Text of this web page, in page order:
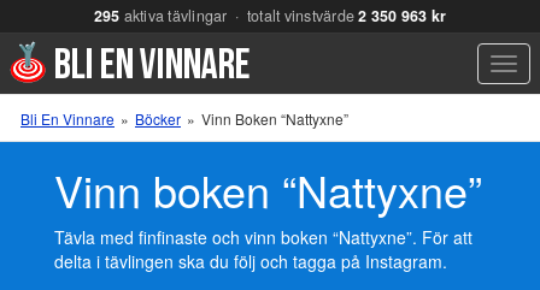
295 aktiva tävlingar · totalt vinstvärde2 350 963 kr
Bli En Vinnare » Böcker » Vinn Boken “Nattyxne”
Vinn boken “Nattyxne”
Tävla med finfinaste och vinn boken “Nattyxne”. För att
delta i tävlingen ska du följ och tagga på Instagram.